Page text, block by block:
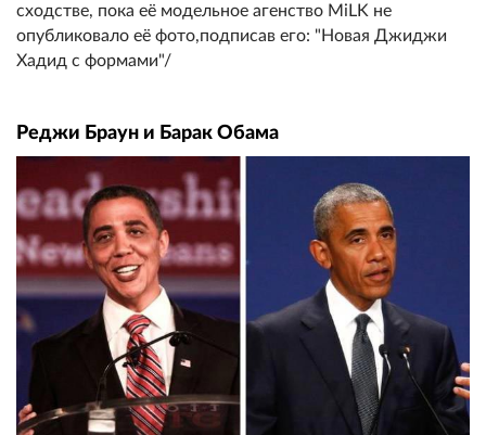
сходстве, пока её модельное агенство MiLK не
опубликовало её фото,подписав его: "Новая Джиджи
Хадид с формами"/
Реджи Браун и Барак Обама